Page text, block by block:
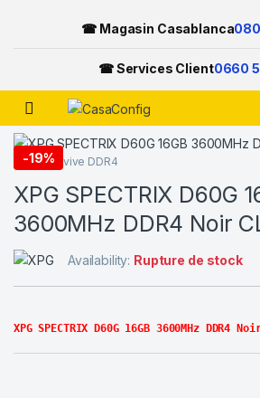
☎ Magasin Casablanca
☎ Services Client0660
Skip to navigation
Skip to content
Open
-19%
Mémoire vive DDR4
XPG SPECTRIX D60G
3600MHz DDR4 Noir
Availability: Rupture de stock
XPG SPECTRIX D60G 16GB 3600MHz DDR4